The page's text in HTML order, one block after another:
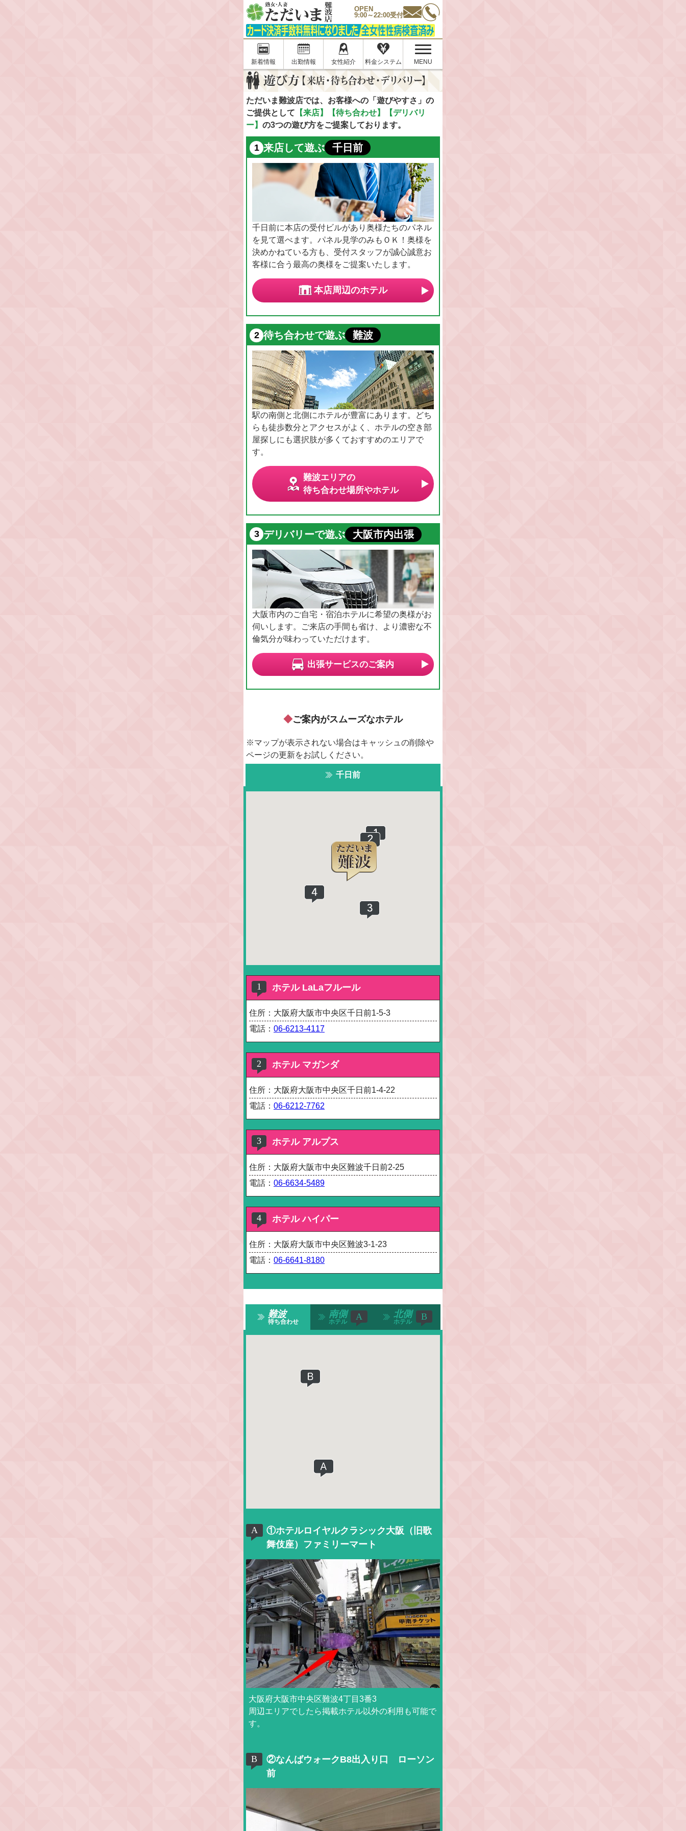
OPEN
9:00～22:00受付
新着情報 出勤情報 女性紹介 料金システム MENU
ただいま難波店では、お客様への「遊びやすさ」の
ご提供として 【来店】【待ち合わせ】【デリバリ
ー】 の3つの遊び方をご提案しております。
来店して遊ぶ 千日前
千日前に本店の受付ビルがあり奥様たちのパネル
を見て選べます。パネル見学のみもＯＫ！奥様を
決めかねている方も、受付スタッフが誠心誠意お
客様に合う最高の奥様をご提案いたします。
本店周辺のホテル
待ち合わせで遊ぶ 難波
駅の南側と北側にホテルが豊富にあります。どち
らも徒歩数分とアクセスがよく、ホテルの空き部
屋探しにも選択肢が多くておすすめのエリアで
す。
難波エリアの
待ち合わせ場所やホテル
デリバリーで遊ぶ 大阪市内出張
大阪市内のご自宅・宿泊ホテルに希望の奥様がお
伺いします。ご来店の手間も省け、より濃密な不
倫気分が味わっていただけます。
出張サービスのご案内
ご案内がスムーズなホテル
※マップが表示されない場合はキャッシュの削除や
ページの更新をお試しください。
千日前
ホテル LaLaフルール
住所：大阪府大阪市中央区千日前1-5-3
電話： 06-6213-4117
ホテル マガンダ
住所：大阪府大阪市中央区千日前1-4-22
電話： 06-6212-7762
ホテル アルプス
住所：大阪府大阪市中央区難波千日前2-25
電話： 06-6634-5489
ホテル ハイパー
住所：大阪府大阪市中央区難波3-1-23
電話： 06-6641-8180
難波
待ち合わせ
南側
ホテル
北側
ホテル
①ホテルロイヤルクラシック大阪（旧歌
舞伎座）ファミリーマート
大阪府大阪市中央区難波4丁目3番3
周辺エリアでしたら掲載ホテル以外の利用も可能で
す。
②なんばウォークB8出入り口 ローソン
前